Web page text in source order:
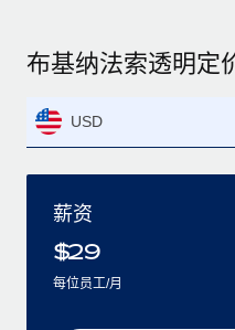
布基纳法索透明定
USD
薪资
$29
每位员工/月